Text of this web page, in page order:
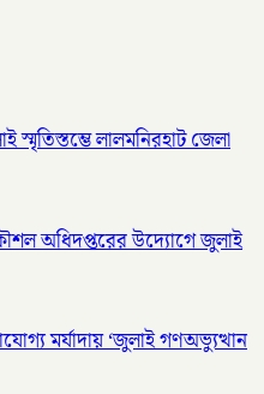
লালমনিরহাট জেলা
অধিদপ্তরের উদ্যোগে জুলাই
মর্যাদায় ‘জুলাই গণঅভ্যুত্থান